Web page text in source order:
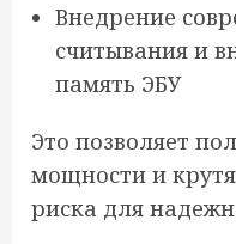
Внедрение
считывания и
память ЭБУ
Это позволяет
мощности и
риска для